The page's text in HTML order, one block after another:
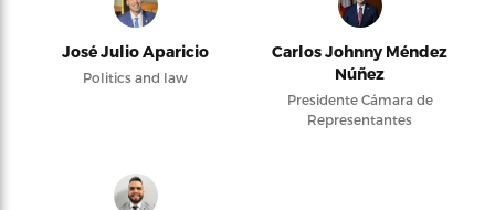
José Julio Aparicio
Politics and law
Carlos Johnny Méndez
Núñez
Presidente Cámara de
Representantes